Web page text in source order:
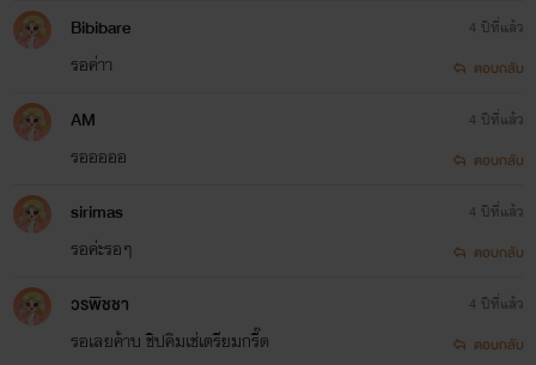
Bibibare
รอค่าา
4 ปีที่แล้ว
ตอบกลับ
AM
รอออออ
4 ปีที่แล้ว
ตอบกลับ
sirimas
รอค่ะรอๆ
4 ปีที่แล้ว
ตอบกลับ
วรพิชชา
รอเลยค้าบ ชิปคิมเช่เตรียมกรี๊ด
4 ปีที่แล้ว
ตอบกลับ